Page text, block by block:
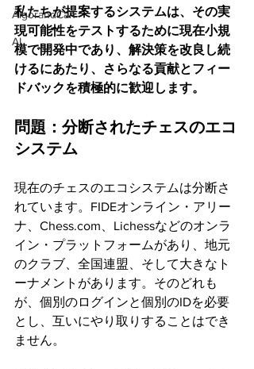
AlgorandCan
AI
私たちが提案するシステムは、その実
現可能性をテストするために現在小規
模で開発中であり、解決策を改良し続
けるにあたり、さらなる貢献とフィー
ドバックを積極的に歓迎します。
問題：分断されたチェスのエコ
システム
現在のチェスのエコシステムは分断さ
れています。FIDEオンライン・アリー
ナ、Chess.com、Lichessなどのオンラ
イン・プラットフォームがあり、地元
のクラブ、全国連盟、そして大きなト
ーナメントがあります。そのどれも
が、個別のログインと個別のIDを必要
とし、互いにやり取りすることはでき
ません。